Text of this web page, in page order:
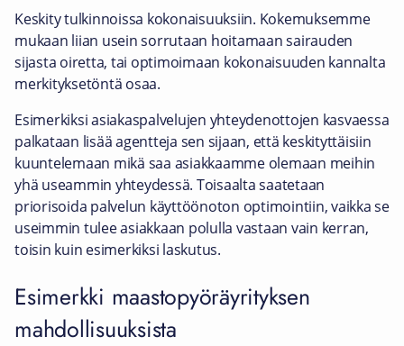
Keskity tulkinnoissa kokonaisuuksiin. Kokemuksemme
mukaan liian usein sorrutaan hoitamaan sairauden
sijasta oiretta, tai optimoimaan kokonaisuuden kannalta
merkityksetöntä osaa.
Esimerkiksi asiakaspalvelujen yhteydenottojen kasvaessa
palkataan lisää agentteja sen sijaan, että keskityttäisiin
kuuntelemaan mikä saa asiakkaamme olemaan meihin
yhä useammin yhteydessä. Toisaalta saatetaan
priorisoida palvelun käyttöönoton optimointiin, vaikka se
useimmin tulee asiakkaan polulla vastaan vain kerran,
toisin kuin esimerkiksi laskutus.
Esimerkki maastopyöräyrityksen
mahdollisuuksista